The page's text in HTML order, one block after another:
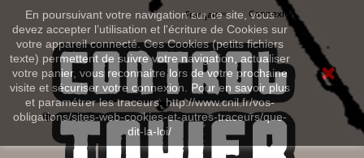
En poursuivant votre navigation sur ce site, vous
devez accepter l’utilisation et l'écriture de Cookies sur
votre appareil connecté. Ces Cookies (petits fichiers
texte) permettent de suivre votre navigation, actualiser
votre panier, vous reconnaitre lors de votre prochaine
visite et sécuriser votre connexion. Pour en savoir plus
et paramétrer les traceurs: http://www.cnil.fr/vos-
obligations/sites-web-cookies-et-autres-traceurs/que-
dit-la-loi/
Connexion
Français